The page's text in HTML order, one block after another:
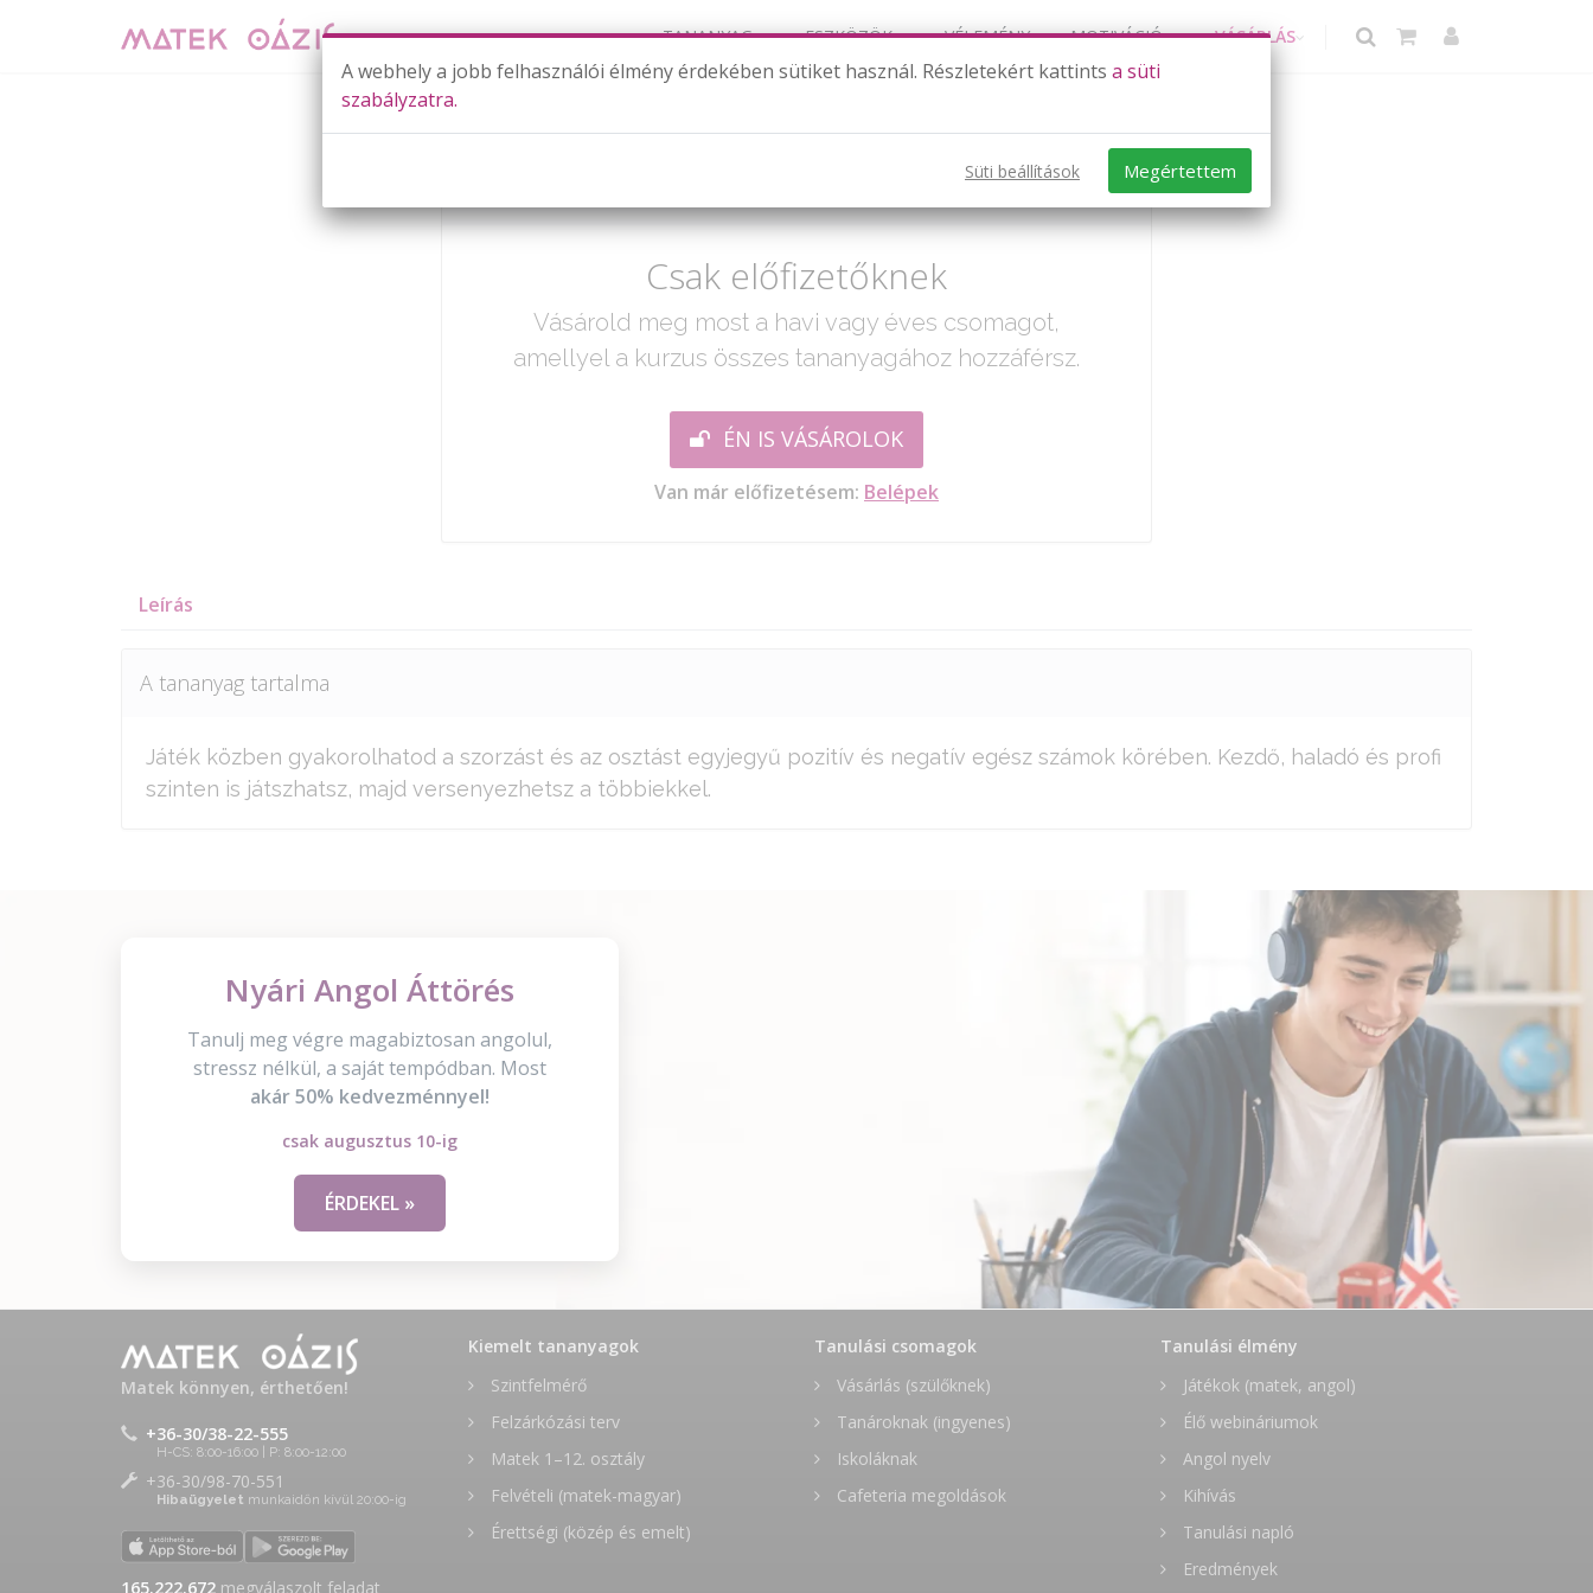
TANANYAG ESZKÖZÖK VÉLEMÉNY MOTIVÁCIÓ VÁSÁRLÁS
Csak előfizetőknek
Vásárold meg most a havi vagy éves csomagot,
amellyel a kurzus összes tananyagához hozzáférsz.
ÉN IS VÁSÁROLOK
Van már előfizetésem: Belépek
Leírás
A tananyag tartalma
Játék közben gyakorolhatod a szorzást és az osztást egyjegyű pozitív és negatív egész számok körében. Kezdő, haladó és profi
szinten is játszhatsz, majd versenyezhetsz a többiekkel.
Nyári Angol Áttörés
Tanulj meg végre magabiztosan angolul,
stressz nélkül, a saját tempódban. Most
akár 50% kedvezménnyel!
csak augusztus 10-ig
ÉRDEKEL »
Matek könnyen, érthetően!
+36-30/38-22-555
H-CS: 8:00-16:00 | P: 8:00-12:00
+36-30/98-70-551
Hibaügyelet munkaidőn kívül 20:00-ig
165.222.672 megválaszolt feladat
Kiemelt tananyagok
Szintfelmérő
Felzárkózási terv
Matek 1–12. osztály
Felvételi (matek-magyar)
Érettségi (közép és emelt)
Tanulási csomagok
Vásárlás (szülőknek)
Tanároknak (ingyenes)
Iskoláknak
Cafeteria megoldások
Tanulási élmény
Játékok (matek, angol)
Élő webináriumok
Angol nyelv
Kihívás
Tanulási napló
Eredmények
A webhely a jobb felhasználói élmény érdekében sütiket használ. Részletekért kattints a süti
szabályzatra.
Süti beállítások Megértettem